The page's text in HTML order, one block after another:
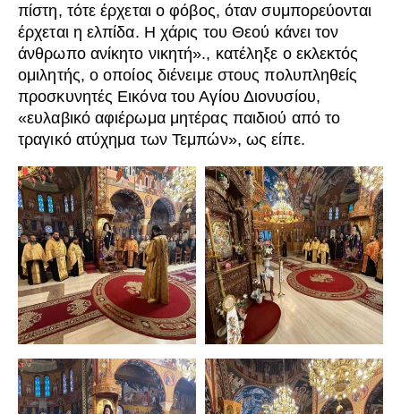
πίστη, τότε έρχεται ο φόβος, όταν συμπορεύονται
έρχεται η ελπίδα. Η χάρις του Θεού κάνει τον
άνθρωπο ανίκητο νικητή»., κατέληξε ο εκλεκτός
ομιλητής, ο οποίος διένειμε στους πολυπληθείς
προσκυνητές Εικόνα του Αγίου Διονυσίου,
«ευλαβικό αφιέρωμα μητέρας παιδιού από το
τραγικό ατύχημα των Τεμπών», ως είπε.